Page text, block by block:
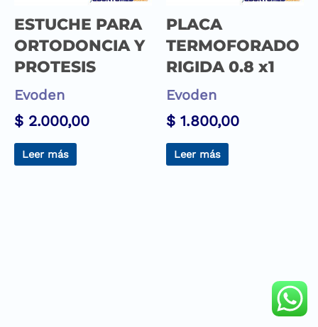
ESTUCHE PARA
ORTODONCIA Y
PROTESIS
Evoden
$ 2.000,00
Leer más
PLACA
TERMOFORADO
RIGIDA 0.8 x1
Evoden
$ 1.800,00
Leer más